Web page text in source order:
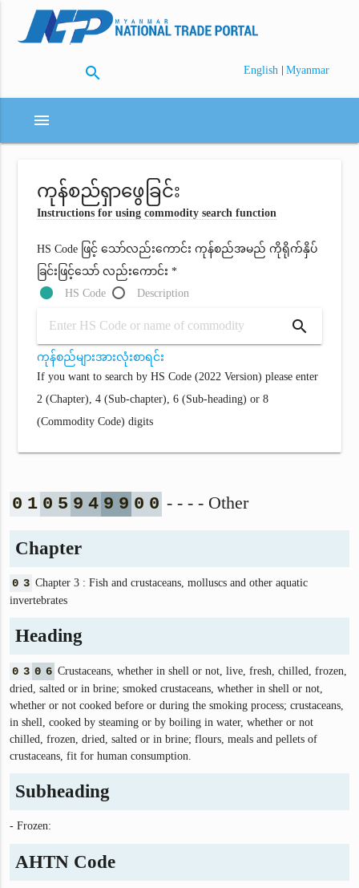
search English | Myanmar
menu
ကုန်စည်ရှာဖွေခြင်း
Instructions for using commodity search function
HS Code ဖြင့် သော်လည်းကောင်း ကုန်စည်အမည် ကိုရိုက်နှိပ်
ခြင်းဖြင့်သော် လည်းကောင်း *
HS Code
Description
search
ကုန်စည်များအားလုံးစာရင်း
If you want to search by HS Code (2022 Version) please enter
2 (Chapter), 4 (Sub-chapter), 6 (Sub-heading) or 8
(Commodity Code) digits
0 1 0 5 9 4 9 9 0 0 - - - - Other
Chapter
0 3 Chapter 3 : Fish and crustaceans, molluscs and other aquatic
invertebrates
Heading
0 3 0 6 Crustaceans, whether in shell or not, live, fresh, chilled, frozen,
dried, salted or in brine; smoked crustaceans, whether in shell or not,
whether or not cooked before or during the smoking process; crustaceans,
in shell, cooked by steaming or by boiling in water, whether or not
chilled, frozen, dried, salted or in brine; flours, meals and pellets of
crustaceans, fit for human consumption.
Subheading
- Frozen:
AHTN Code